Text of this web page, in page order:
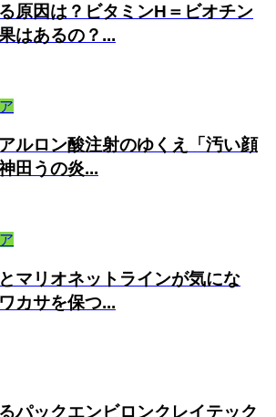
原因は？ビタミンH＝ビオチン
はあるの？...
ルロン酸注射のゆくえ「汚い顔
田うの炎...
マリオネットラインが気にな
カサを保つ...
パックエンビロンクレイテック